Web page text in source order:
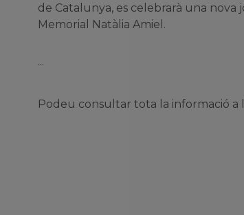
de Catalunya, es celebrarà una
Memorial Natàlia Amiel.
···
Podeu consultar tota la informació a